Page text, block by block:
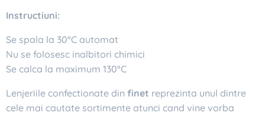
Instructiuni:
Se spala la 30°C automat
Nu se folosesc inalbitori chimici
Se calca la maximum 130°C
Lenjeriile confectionate din finet reprezinta unul dintre
cele mai cautate sortimente atunci cand vine vorba